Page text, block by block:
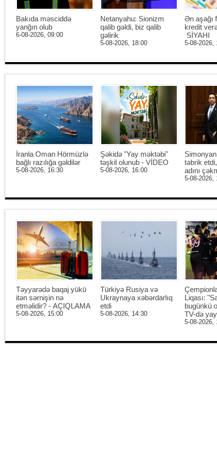
Bakıda məsciddə
yanğın olub
6-08-2026, 09:00
Netanyahu: Sionizm
qalib gəldi, biz qalib
gəlirik
5-08-2026, 18:00
Ən aşağı
kredit
SİYAHI
5-08-2026,
İranla Oman Hörmüzlə
bağlı razılığa gəldilər
5-08-2026, 16:30
Şəkidə "Yay məktəbi"
təşkil olunub - VİDEO
5-08-2026, 16:00
təbrik
adını
5-08-2026,
Təyyarədə baqaj yükü
itən sərnişin nə
etməlidir? - AÇIQLAMA
5-08-2026, 15:00
Türkiyə Rusiya və
Ukraynaya xəbərdarlıq
etdi
5-08-2026, 14:30
Liqası:
bugünkü
TV-də
5-08-2026,